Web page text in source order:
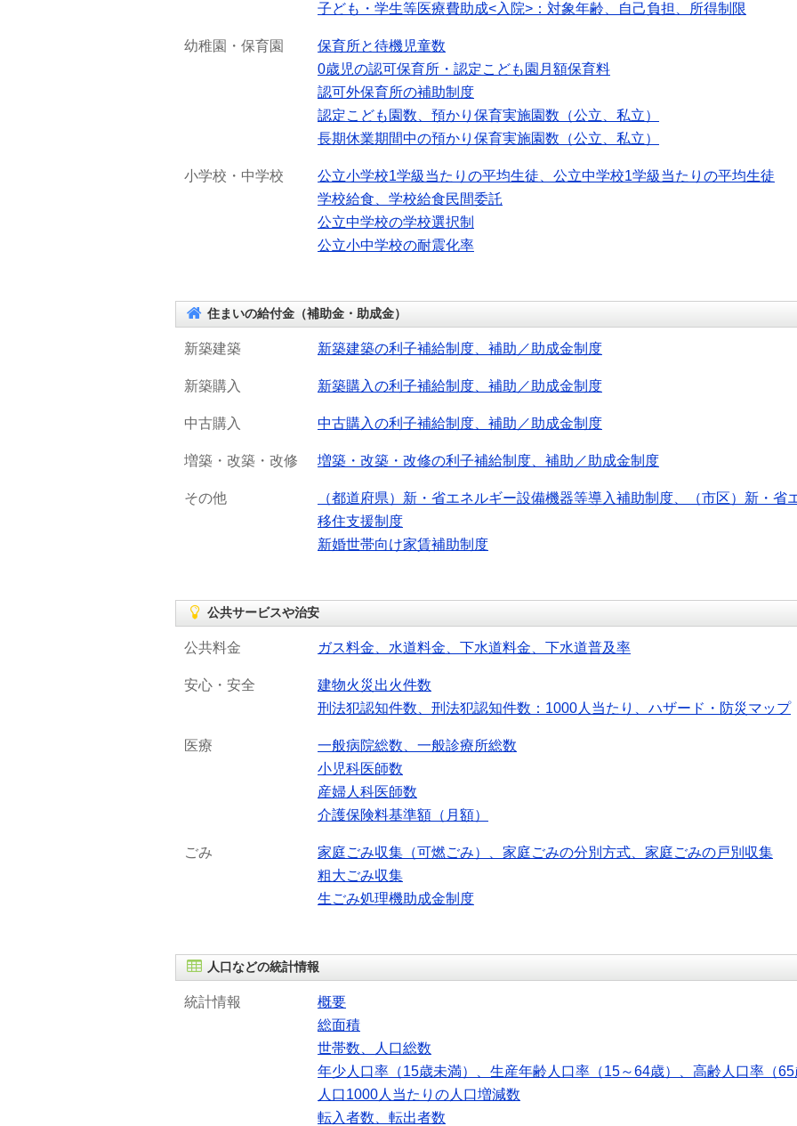
子ども・学生等医療費助成<入院>：対象年齢、自己負担、所得制限
幼稚園・保育園
保育所と待機児童数
0歳児の認可保育所・認定こども園月額保育料
認可外保育所の補助制度
認定こども園数、預かり保育実施園数（公立、私立）
長期休業期間中の預かり保育実施園数（公立、私立）
小学校・中学校
公立小学校1学級当たりの平均生徒、公立中学校1学級当たりの平均生徒
学校給食、学校給食民間委託
公立中学校の学校選択制
公立小中学校の耐震化率
住まいの給付金（補助金・助成金）
新築建築 新築建築の利子補給制度、補助／助成金制度
新築購入 新築購入の利子補給制度、補助／助成金制度
中古購入 中古購入の利子補給制度、補助／助成金制度
増築・改築・改修 増築・改築・改修の利子補給制度、補助／助成金制度
その他
（都道府県）新・省エネルギー設備機器等導入補助制度、（市区）新・
移住支援制度
新婚世帯向け家賃補助制度
公共サービスや治安
公共料金 ガス料金、水道料金、下水道料金、下水道普及率
安心・安全
建物火災出火件数
刑法犯認知件数、刑法犯認知件数：1000人当たり、ハザード・防災マップ
医療
一般病院総数、一般診療所総数
小児科医師数
産婦人科医師数
介護保険料基準額（月額）
ごみ
家庭ごみ収集（可燃ごみ）、家庭ごみの分別方式、家庭ごみの戸別収集
粗大ごみ収集
生ごみ処理機助成金制度
人口などの統計情報
統計情報
概要
総面積
世帯数、人口総数
年少人口率（15歳未満）、生産年齢人口率（15～64歳）、高齢人口率（
人口1000人当たりの人口増減数
転入者数、転出者数